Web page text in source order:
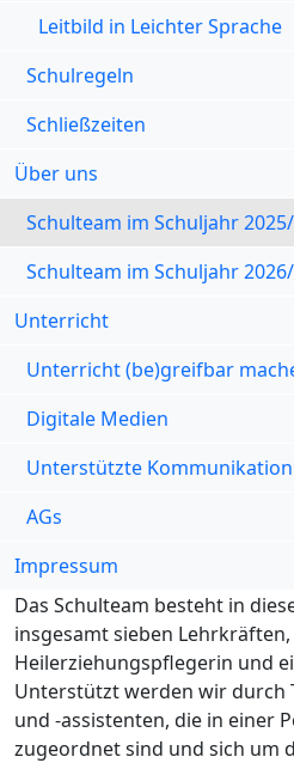
Leitbild in Leichter Sprache
Schulregeln
Schließzeiten
Über uns
Schulteam im Schuljahr
Schulteam im Schuljahr
Unterricht
Unterricht (be)greifbar
Digitale Medien
Unterstützte Kommunikation
AGs
Impressum
Das Schulteam besteht in
insgesamt sieben
Heilerziehungspflegerin und
Unterstützt werden wir durch
und -assistenten, die in einer
zugeordnet sind und sich um